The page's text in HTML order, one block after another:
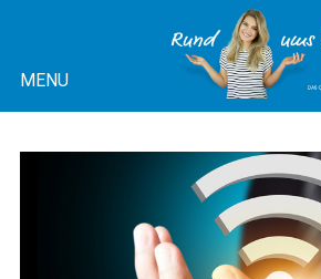
content
RUND UMS
MENU